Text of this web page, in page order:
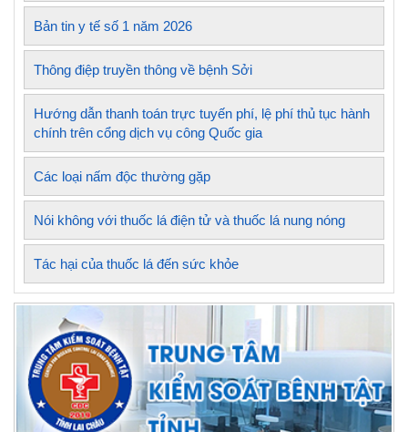
Bản tin y tế số 1 năm 2026
Thông điệp truyền thông về bệnh Sởi
Hướng dẫn thanh toán trực tuyến phí, lệ phí thủ tục hành
chính trên cổng dịch vụ công Quốc gia
Các loại nấm độc thường gặp
Nói không với thuốc lá điện tử và thuốc lá nung nóng
Tác hại của thuốc lá đến sức khỏe